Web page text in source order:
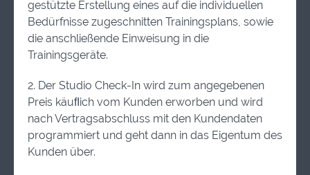
gestützte Erstellung eines auf die individuellen
Bedürfnisse zugeschnitten Trainingsplans, sowie
die anschließende Einweisung in die
Trainingsgeräte.
2. Der Studio Check-In wird zum angegebenen
Preis käuﬂich vom Kunden erworben und wird
nach Vertragsabschluss mit den Kundendaten
programmiert und geht dann in das Eigentum des
Kunden über.